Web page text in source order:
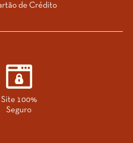
de Crédito
Site 100%
Seguro